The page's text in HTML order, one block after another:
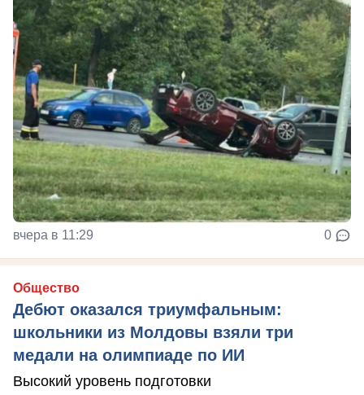
вчера в 11:29 0
Общество
Дебют оказался триумфальным:
школьники из Молдовы взяли три
медали на олимпиаде по ИИ
Высокий уровень подготовки